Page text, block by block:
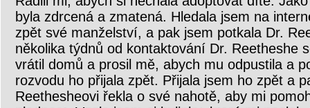
byla zdrcená a zmatená. Hledala jsem na
zpět své manželství, a pak jsem potkala Dr.
několika týdnů od kontaktování Dr. Reetheshe
vrátil domů a prosil mě, abych mu odpustila a
rozvodu ho přijala zpět. Přijala jsem ho zpět a
Reethesheovi řekla o své nahotě, aby mi